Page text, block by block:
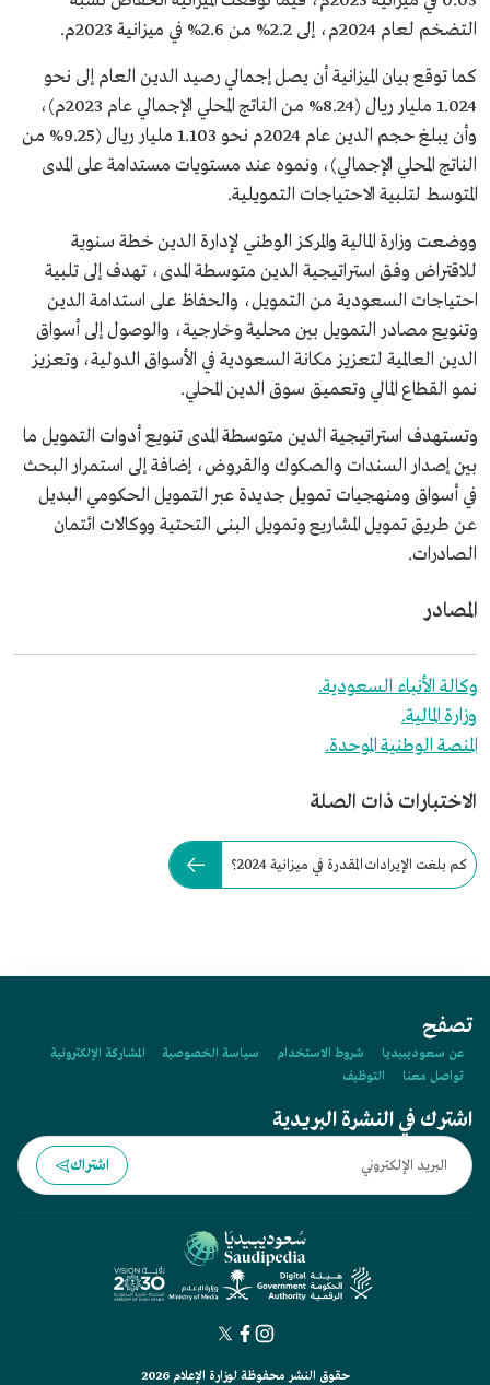
التضخم لعام 2024م، إلى 2.2% من 2.6% في ميزانية 2023م.
كما توقع بيان الميزانية أن يصل إجمالي رصيد الدين العام إلى نحو
1.024 مليار ريال (8.24% من الناتج المحلي الإجمالي عام 2023م)،
وأن يبلغ حجم الدين عام 2024م نحو 1.103 مليار ريال (9.25% من
الناتج المحلي الإجمالي)، ونموه عند مستويات مستدامة على المدى
المتوسط لتلبية الاحتياجات التمويلية.
ووضعت وزارة المالية والمركز الوطني لإدارة الدين خطة سنوية
للاقتراض وفق استراتيجية الدين متوسطة المدى، تهدف إلى تلبية
احتياجات السعودية من التمويل، والحفاظ على استدامة الدين
وتنويع مصادر التمويل بين محلية وخارجية، والوصول إلى أسواق
الدين العالمية لتعزيز مكانة السعودية في الأسواق الدولية، وتعزيز
نمو القطاع المالي وتعميق سوق الدين المحلي.
وتستهدف استراتيجية الدين متوسطة المدى تنويع أدوات التمويل ما
بين إصدار السندات والصكوك والقروض، إضافة إلى استمرار البحث
في أسواق ومنهجيات تمويل جديدة عبر التمويل الحكومي البديل
عن طريق تمويل المشاريع وتمويل البنى التحتية ووكالات ائتمان
الصادرات.
المصادر
وكالة الأنباء السعودية.
وزارة المالية.
المنصة الوطنية الموحدة.
الاختبارات ذات الصلة
كم بلغت الإيرادات المقدرة في ميزانية 2024؟
تصفح
عن سعوديبيديا شروط الاستخدام سياسة الخصوصية
المشاركة الإلكترونية
تواصل معنا
التوظيف
اشترك في النشرة البريدية
اشتراك
حقوق النشر محفوظة لوزارة الإعلام 2026